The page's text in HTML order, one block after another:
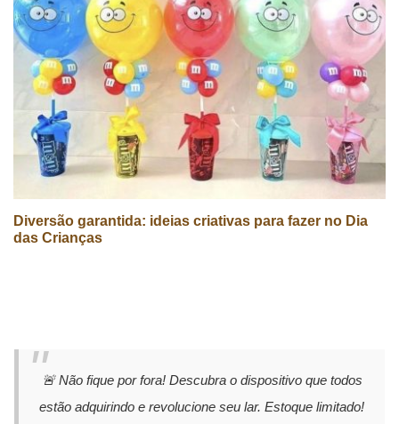
Diversão garantida: ideias criativas para fazer no Dia
das Crianças
🚨 Não fique por fora! Descubra o dispositivo que todos
estão adquirindo e revolucione seu lar. Estoque limitado!